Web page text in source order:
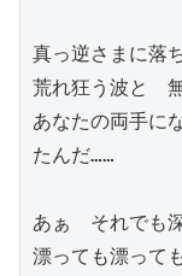
真っ逆さまに落
荒れ狂う波と　
あなたの両手に
たんだ……
あぁ　それでも
漂っても漂って